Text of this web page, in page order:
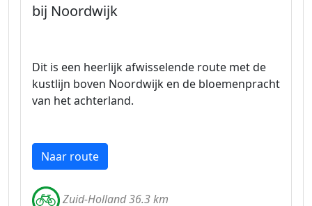
bij Noordwijk
Dit is een heerlijk afwisselende route met de
kustlijn boven Noordwijk en de bloemenpracht
van het achterland.
Naar route
Zuid-Holland 36.3 km